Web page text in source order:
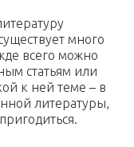
много
всего можно
статьям или
к ней теме – в
литературы,